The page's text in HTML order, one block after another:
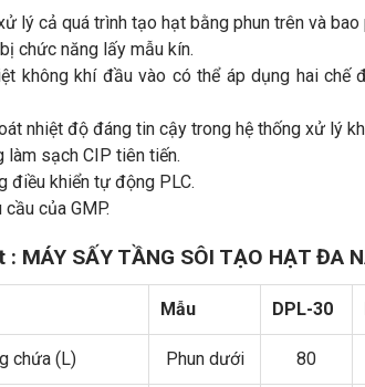
lý cả quá trình tạo hạt bằng phun trên và
chức năng lấy mẫu kín.
không khí đầu vào có thể áp dụng hai
nhiệt độ đáng tin cậy trong hệ thống xử lý
làm sạch CIP tiên tiến.
điều khiển tự động PLC.
của GMP.
MÁY SẤY TẦNG SÔI TẠO HẠT ĐA
Mẫu DPL-30
chứa (L) Phun dưới 80